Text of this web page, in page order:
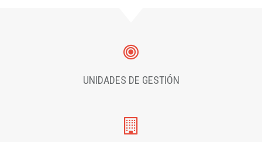
UNIDADES DE GESTIÓN